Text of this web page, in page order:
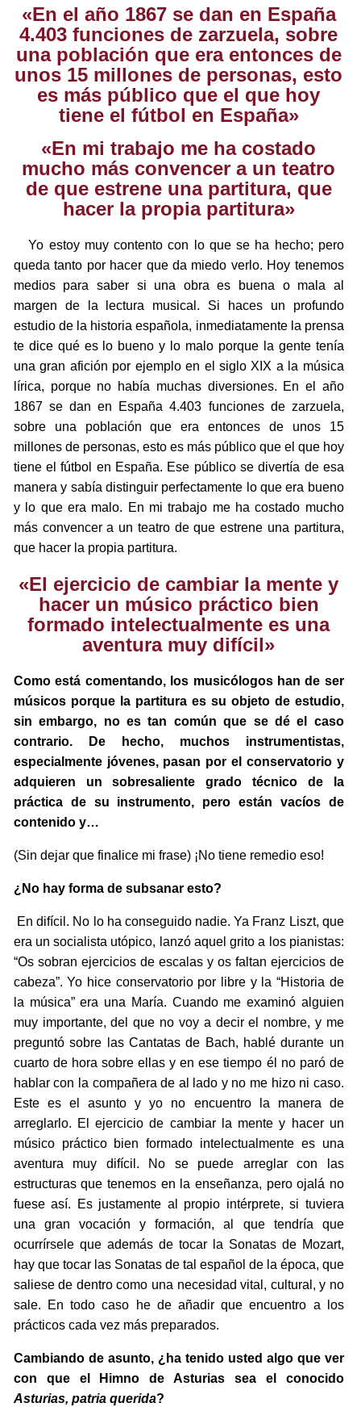
«En el año 1867 se dan en España
4.403 funciones de zarzuela, sobre
una población que era entonces de
unos 15 millones de personas, esto
es más público que el que hoy
tiene el fútbol en España»
«En mi trabajo me ha costado
mucho más convencer a un teatro
de que estrene una partitura, que
hacer la propia partitura»
Yo estoy muy contento con lo que se ha hecho; pero
queda tanto por hacer que da miedo verlo. Hoy tenemos
medios para saber si una obra es buena o mala al
margen de la lectura musical. Si haces un profundo
estudio de la historia española, inmediatamente la prensa
te dice qué es lo bueno y lo malo porque la gente tenía
una gran afición por ejemplo en el siglo XIX a la música
lírica, porque no había muchas diversiones. En el año
1867 se dan en España 4.403 funciones de zarzuela,
sobre una población que era entonces de unos 15
millones de personas, esto es más público que el que hoy
tiene el fútbol en España. Ese público se divertía de esa
manera y sabía distinguir perfectamente lo que era bueno
y lo que era malo. En mi trabajo me ha costado mucho
más convencer a un teatro de que estrene una partitura,
que hacer la propia partitura.
«El ejercicio de cambiar la mente y
hacer un músico práctico bien
formado intelectualmente es una
aventura muy difícil»
Como está comentando, los musicólogos han de ser
músicos porque la partitura es su objeto de estudio,
sin embargo, no es tan común que se dé el caso
contrario. De hecho, muchos instrumentistas,
especialmente jóvenes, pasan por el conservatorio y
adquieren un sobresaliente grado técnico de la
práctica de su instrumento, pero están vacíos de
contenido y…
(Sin dejar que finalice mi frase) ¡No tiene remedio eso!
¿No hay forma de subsanar esto?
En difícil. No lo ha conseguido nadie. Ya Franz Liszt, que
era un socialista utópico, lanzó aquel grito a los pianistas:
“Os sobran ejercicios de escalas y os faltan ejercicios de
cabeza”. Yo hice conservatorio por libre y la “Historia de
la música” era una María. Cuando me examinó alguien
muy importante, del que no voy a decir el nombre, y me
preguntó sobre las Cantatas de Bach, hablé durante un
cuarto de hora sobre ellas y en ese tiempo él no paró de
hablar con la compañera de al lado y no me hizo ni caso.
Este es el asunto y yo no encuentro la manera de
arreglarlo. El ejercicio de cambiar la mente y hacer un
músico práctico bien formado intelectualmente es una
aventura muy difícil. No se puede arreglar con las
estructuras que tenemos en la enseñanza, pero ojalá no
fuese así. Es justamente al propio intérprete, si tuviera
una gran vocación y formación, al que tendría que
ocurrírsele que además de tocar la Sonatas de Mozart,
hay que tocar las Sonatas de tal español de la época, que
saliese de dentro como una necesidad vital, cultural, y no
sale. En todo caso he de añadir que encuentro a los
prácticos cada vez más preparados.
Cambiando de asunto, ¿ha tenido usted algo que ver
con que el Himno de Asturias sea el conocido
Asturias, patria querida?